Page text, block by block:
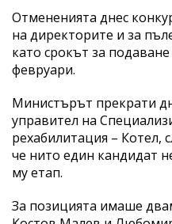
Отмененията днес
на директорите и за
като срокът за
февруари.
Министърът прекрати
управител на
рехабилитация – Котел,
че нито един кандидат
му етап.
За позицията имаше